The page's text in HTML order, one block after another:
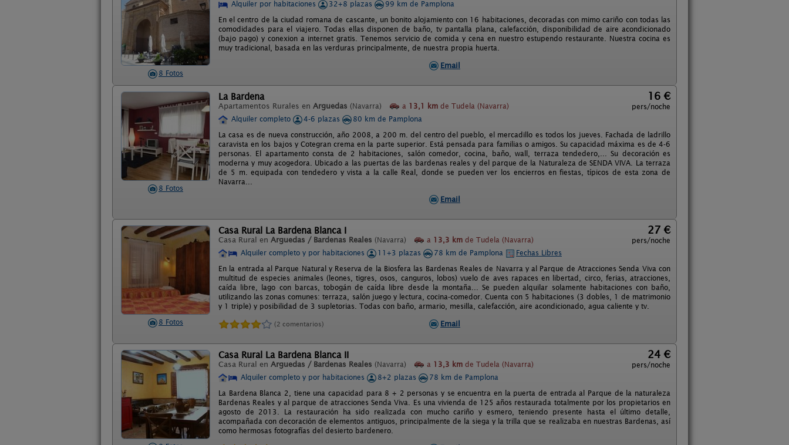
8 Fotos
Alquiler por habitaciones
32+8 plazas
99 km de Pamplona
En el centro de la ciudad romana de cascante, un bonito alojamiento con 16 habitaciones, decoradas con mimo cariño con todas las
comodidades para el viajero. Todas ellas disponen de baño, tv pantalla plana, calefacción, disponibilidad de aire acondicionado
(bajo pago) y conexion a internet gratis. Tenemos servicio de comida y cena en nuestro estupendo restaurante. Nuestra cocina es
muy tradicional, basada en las verduras principalmente, de nuestra propia huerta.
Email
8 Fotos
La Bardena
Apartamentos Rurales en Arguedas (Navarra) a 13,1 km de Tudela (Navarra)
16 €
pers/noche
Alquiler completo
4-6 plazas
80 km de Pamplona
La casa es de nueva construcción, año 2008, a 200 m. del centro del pueblo, el mercadillo es todos los jueves. Fachada de ladrillo
caravista en los bajos y Cotegran crema en la parte superior. Está pensada para familias o amigos. Su capacidad máxima es de 4-6
personas. El apartamento consta de 2 habitaciones, salón comedor, cocina, baño, wall, terraza tendedero,... Su decoración es
moderna y muy acogedora. Ubicado a las puertas de las bardenas reales y del parque de la Naturaleza de SENDA VIVA. La terraza
de 5 m. equipada con tendedero y vista a la calle Real, donde se pueden ver los encierros en fiestas, típicos de esta zona de
Navarra...
Email
8 Fotos
Casa Rural La Bardena Blanca I
Casa Rural en Arguedas / Bardenas Reales (Navarra) a 13,3 km de Tudela (Navarra)
27 €
pers/noche
Alquiler completo y por habitaciones
11+3 plazas 78 km de Pamplona
Fechas Libres
En la entrada al Parque Natural y Reserva de la Biosfera las Bardenas Reales de Navarra y al Parque de Atracciones Senda Viva con
multitud de especies animales (leones, tigres, osos, canguros, lobos) vuelo de aves rapaces en libertad, circo, ferias, atracciones,
caída libre, lago con barcas, tobogán de caída libre desde la montaña... Se pueden alquilar solamente habitaciones con baño,
utilizando las zonas comunes: terraza, salón juego y lectura, cocina-comedor. Cuenta con 5 habitaciones (3 dobles, 1 de matrimonio
y 1 triple) y posibilidad de 3 supletorias. Todas con baño, armario, mesilla, calefacción, aire acondicionado, agua caliente y tv.
(2 comentarios) Email
Casa Rural La Bardena Blanca II
Casa Rural en Arguedas / Bardenas Reales (Navarra) a 13,3 km de Tudela (Navarra)
24 €
pers/noche
Alquiler completo y por habitaciones
8+2 plazas
78 km de Pamplona
La Bardena Blanca 2, tiene una capacidad para 8 + 2 personas y se encuentra en la puerta de entrada al Parque de la naturaleza
Bardenas Reales y al parque de atracciones Senda Viva. Es una vivienda de 125 años restaurada totalmente por los propietarios en
agosto de 2013. La restauración ha sido realizada con mucho cariño y esmero, teniendo presente hasta el último detalle,
acompañada con decoración de elementos antiguos, principalmente de la siega y la trilla que se realizaba en nuestras Bardenas, así
como hermosas fotografías del desierto bardenero.